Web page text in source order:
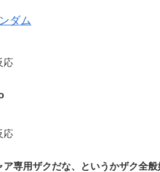
応
応
ア専用ザクだな、というかザク全般